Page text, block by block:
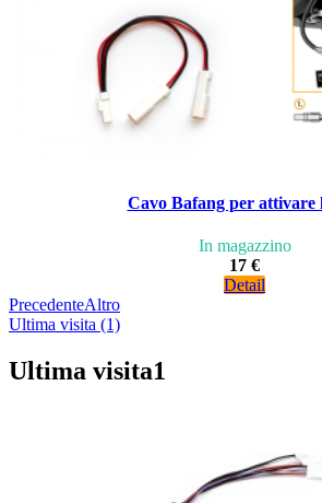
Cavo Bafang per attivare
In magazzino
17 €
Detail
PrecedenteAltro
Ultima visita (1)
Ultima visita1